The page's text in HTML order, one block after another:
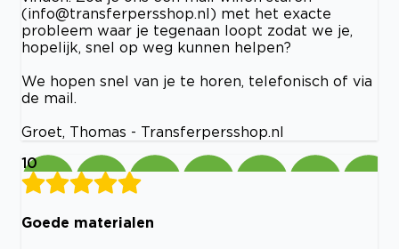
(info@transferpersshop.nl) met het exacte
probleem waar je tegenaan loopt zodat we je,
hopelijk, snel op weg kunnen helpen?
We hopen snel van je te horen, telefonisch of via
de mail.
Groet, Thomas - Transferpersshop.nl
10
Goede materialen